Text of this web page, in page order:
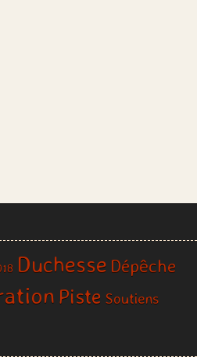
Duchesse Dépêche
Piste Soutiens